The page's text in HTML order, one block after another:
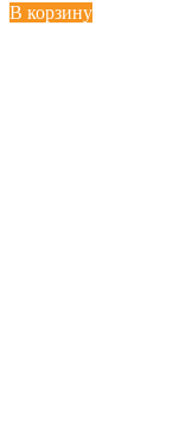
В корзину